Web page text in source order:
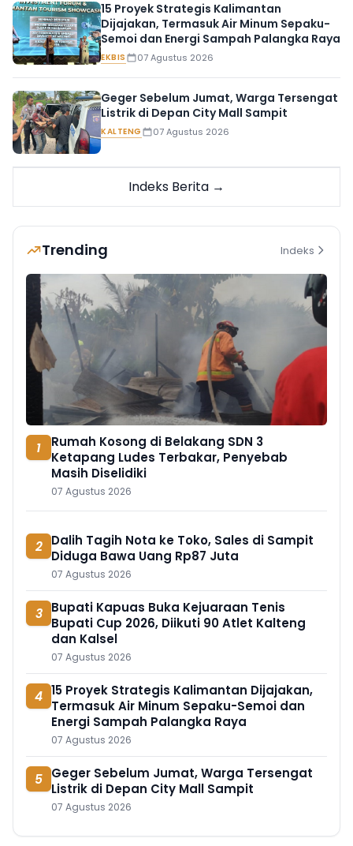
15 Proyek Strategis Kalimantan
Dijajakan, Termasuk Air Minum Sepaku-
Semoi dan Energi Sampah Palangka Raya
EKBIS 07 Agustus 2026
Geger Sebelum Jumat, Warga Tersengat
Listrik di Depan City Mall Sampit
KALTENG 07 Agustus 2026
Indeks Berita →
Trending Indeks
1
Rumah Kosong di Belakang SDN 3
Ketapang Ludes Terbakar, Penyebab
Masih Diselidiki
07 Agustus 2026
2 Dalih Tagih Nota ke Toko, Sales di Sampit
Diduga Bawa Uang Rp87 Juta
07 Agustus 2026
3 Bupati Kapuas Buka Kejuaraan Tenis
Bupati Cup 2026, Diikuti 90 Atlet Kalteng
dan Kalsel
07 Agustus 2026
4 15 Proyek Strategis Kalimantan Dijajakan,
Termasuk Air Minum Sepaku-Semoi dan
Energi Sampah Palangka Raya
07 Agustus 2026
5 Geger Sebelum Jumat, Warga Tersengat
Listrik di Depan City Mall Sampit
07 Agustus 2026